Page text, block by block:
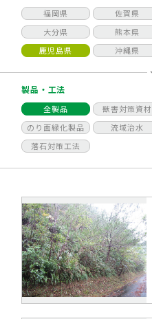
福岡県 佐賀県
大分県
熊本県
鹿児島県
沖縄県
製品・工法
全製品 獣害対策資材
のり面緑化製品
流域治水
落石対策工法